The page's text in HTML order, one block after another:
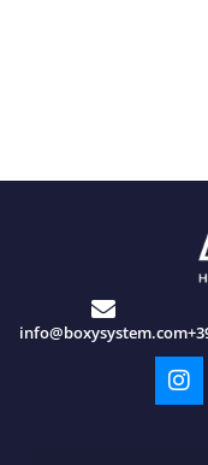
info@boxysystem.com